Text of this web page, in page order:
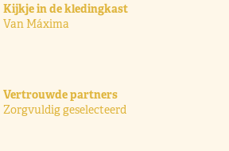
Kijkje in de kledingkast
Van Máxima
Vertrouwde partners
Zorgvuldig geselecteerd